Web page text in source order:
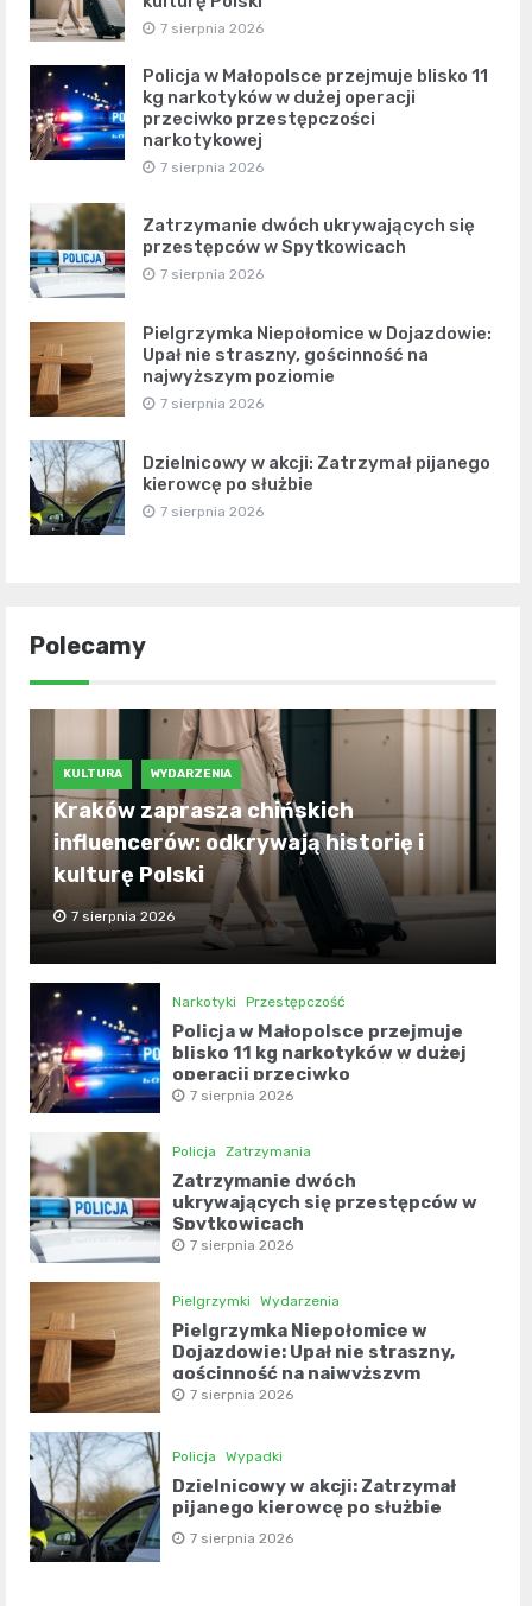
7 sierpnia 2026
Policja w Małopolsce przejmuje blisko 11
kg narkotyków w dużej operacji
przeciwko przestępczości
narkotykowej
7 sierpnia 2026
Zatrzymanie dwóch ukrywających się
przestępców w Spytkowicach
7 sierpnia 2026
Pielgrzymka Niepołomice w Dojazdowie:
Upał nie straszny, gościnność na
najwyższym poziomie
7 sierpnia 2026
Dzielnicowy w akcji: Zatrzymał pijanego
kierowcę po służbie
7 sierpnia 2026
Polecamy
KULTURA WYDARZENIA
Kraków zaprasza chińskich
influencerów: odkrywają historię i
kulturę Polski
7 sierpnia 2026
Narkotyki Przestępczość
Policja w Małopolsce przejmuje
blisko 11 kg narkotyków w dużej
operacji przeciwko
przestępczości narkotykowej
7 sierpnia 2026
Policja Zatrzymania
Zatrzymanie dwóch
ukrywających się przestępców w
Spytkowicach
7 sierpnia 2026
Pielgrzymki Wydarzenia
Pielgrzymka Niepołomice w
Dojazdowie: Upał nie straszny,
gościnność na najwyższym
poziomie
7 sierpnia 2026
Policja Wypadki
Dzielnicowy w akcji: Zatrzymał
pijanego kierowcę po służbie
7 sierpnia 2026